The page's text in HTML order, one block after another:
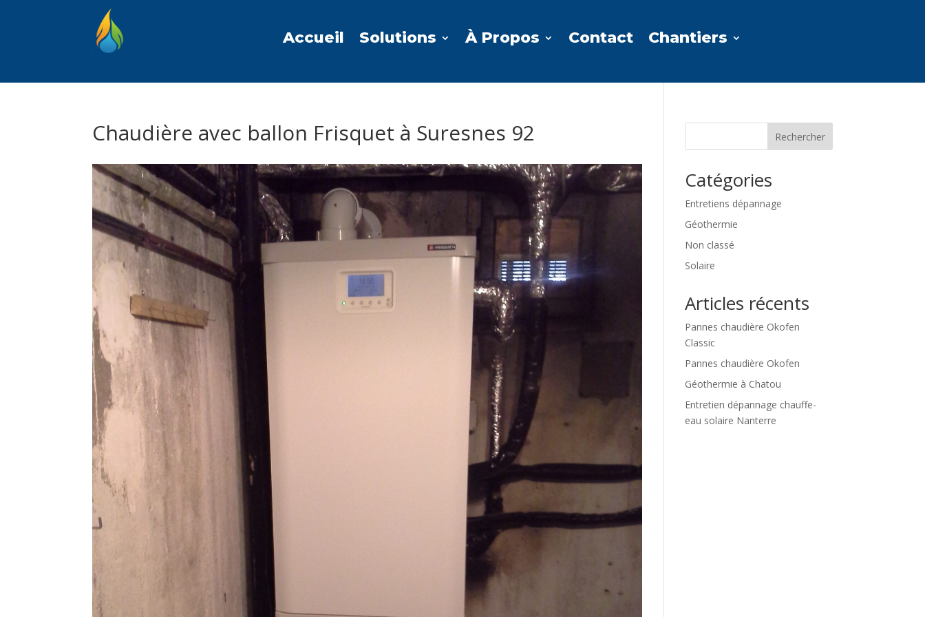
Accueil Solutions À Propos Contact Chantiers
Chaudière avec ballon Frisquet à Suresnes 92 Rechercher
Catégories
Entretiens dépannage
Géothermie
Non classé
Solaire
Articles récents
Pannes chaudière Okofen
Classic
Pannes chaudière Okofen
Géothermie à Chatou
Entretien dépannage chauffe-
eau solaire Nanterre